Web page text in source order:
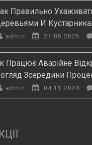
Правильно
И
admin 27.05.2025
Працює Аварійне
Зсередини
admin 04.11.2024